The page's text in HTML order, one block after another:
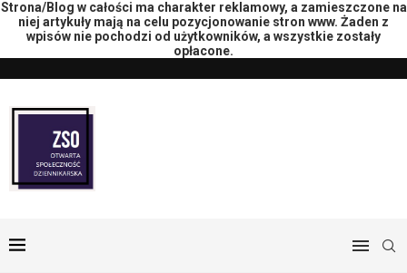
Strona/Blog w całości ma charakter reklamowy, a zamieszczone na
niej artykuły mają na celu pozycjonowanie stron www. Żaden z
wpisów nie pochodzi od użytkowników, a wszystkie zostały
opłacone.